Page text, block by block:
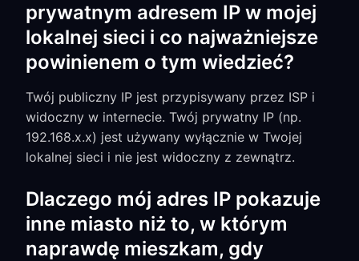
prywatnym adresem IP w mojej
lokalnej sieci i co najważniejsze
powinienem o tym wiedzieć?
Twój publiczny IP jest przypisywany przez ISP i
widoczny w internecie. Twój prywatny IP (np.
192.168.x.x) jest używany wyłącznie w Twojej
lokalnej sieci i nie jest widoczny z zewnątrz.
Dlaczego mój adres IP pokazuje
inne miasto niż to, w którym
naprawdę mieszkam, gdy